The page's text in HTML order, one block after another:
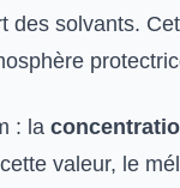
des solvants.
: la
valeur, le